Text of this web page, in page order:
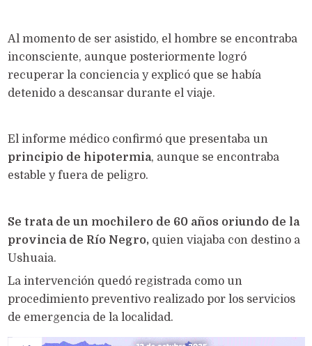
Al momento de ser asistido, el hombre se encontraba
inconsciente, aunque posteriormente logró
recuperar la conciencia y explicó que se había
detenido a descansar durante el viaje.
El informe médico confirmó que presentaba un
principio de hipotermia, aunque se encontraba
estable y fuera de peligro.
Se trata de un mochilero de 60 años oriundo de la
provincia de Río Negro,quien viajaba con destino a
Ushuaia.
La intervención quedó registrada como un
procedimiento preventivo realizado por los servicios
de emergencia de la localidad.